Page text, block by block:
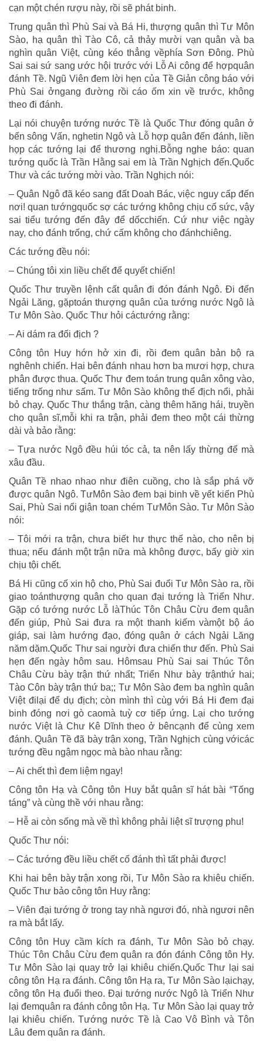
cạn một chén rượu này, rồi sẽ phát binh.
Trung quân thì Phù Sai và Bá Hi, thượng quân thì Tư Môn
Sào, hạ quân thì Tào Cô, cả thảy mười vạn quân và ba
nghìn quân Việt, cùng kéo thẳng vềphía Sơn Đông. Phù
Sai sai sứ sang ước hội trước với Lỗ Ai công để hợpquân
đánh Tề. Ngũ Viên đem lời hẹn của Tề Giản công báo với
Phù Sai ởngang đường rồi cáo ốm xin về trước, không
theo đi đánh.
Lại nói chuyện tướng nước Tề là Quốc Thư đóng quân ở
bến sông Vấn, nghetin Ngô và Lỗ hợp quân đến đánh, liền
họp các tướng lại để thương nghị.Bỗng nghe báo: quan
tướng quốc là Trần Hằng sai em là Trần Nghịch đến.Quốc
Thư và các tướng mời vào. Trần Nghịch nói:
– Quân Ngô đã kéo sang đất Doah Bác, việc nguy cấp đến
nơi! quan tướngquốc sợ các tướng không chịu cố sức, vậy
sai tiểu tướng đến đây để dốcchiến. Cứ như việc ngày
nay, cho đánh trống, chứ cấm không cho đánhchiêng.
Các tướng đều nói:
– Chúng tôi xin liều chết để quyết chiến!
Quốc Thư truyền lệnh cất quân đi đón đánh Ngô. Đi đến
Ngải Lăng, gặptoán thượng quân của tướng nước Ngô là
Tư Môn Sào. Quốc Thư hỏi cáctướng rằng:
– Ai dám ra đối địch ?
Công tôn Huy hớn hở xin đi, rồi đem quân bản bộ ra
nghênh chiến. Hai bên đánh nhau hơn ba mươi hợp, chưa
phân được thua. Quốc Thư đem toán trung quân xông vào,
tiếng trống như sấm. Tư Môn Sào không thể địch nổi, phải
bỏ chạy. Quốc Thư thắng trận, càng thêm hăng hái, truyền
cho quân sĩ,mỗi khi ra trận, phải đem theo một cái thừng
dài và bảo rằng:
– Tựa nước Ngô đều húi tóc cả, ta nên lấy thừng để mà
xâu đầu.
Quân Tề nhao nhao như điên cuồng, cho là sắp phá vỡ
được quân Ngô. TưMôn Sào đem bại binh về yết kiến Phù
Sai, Phù Sai nổi giận toan chém TưMôn Sào. Tư Môn Sào
nói:
– Tôi mới ra trận, chưa biết hư thực thế nào, cho nên bị
thua; nếu đánh một trận nữa mà không được, bấy giờ xin
chịu tội chết.
Bá Hi cũng cố xin hộ cho, Phù Sai đuổi Tư Môn Sào ra, rồi
giao toánthượng quân cho quan đại tướng là Triển Như.
Gặp có tướng nước Lỗ làThúc Tôn Châu Cừu đem quân
đến giúp, Phù Sai đưa ra một thanh kiếm vàmột bộ áo
giáp, sai làm hướng đạo, đóng quân ở cách Ngải Lăng
năm dặm.Quốc Thư sai người đưa chiến thư đến. Phù Sai
hẹn đến ngày hôm sau. Hômsau Phù Sai sai Thúc Tôn
Châu Cừu bày trận thứ nhất; Triển Như bày trậnthứ hai;
Tào Côn bày trận thứ ba;; Tư Môn Sào đem ba nghìn quân
Việt đilại để dụ địch; còn mình thì cùg với Bá Hi đem đại
binh đóng nơi gò caomà tuỳ cơ tiếp ứng. Lại cho tướng
nước Việt là Chư Kê Dĩnh theo ở bêncạnh để cùng xem
đánh. Quân Tề đã bày trận xong, Trần Nghịch cùng vớicác
tướng đều ngậm ngọc mà bào nhau rằng:
– Ai chết thì đem liệm ngay!
Công tôn Hạ và Công tôn Huy bắt quân sĩ hát bài “Tống
táng” và cùng thề với nhau rằng:
– Hễ ai còn sống mà về thì không phải liệt sĩ trượng phu!
Quốc Thư nói:
– Các tướng đều liều chết cố đánh thì tất phải được!
Khi hai bên bày trận xong rồi, Tư Môn Sào ra khiêu chiến.
Quốc Thư bảo công tôn Huy rằng:
– Viên đại tướng ở trong tay nhà ngươi đó, nhà ngươi nên
ra mà bắt lấy.
Công tôn Huy cầm kích ra đánh, Tư Môn Sào bỏ chạy.
Thúc Tôn Châu Cừu đem quân ra đón đánh Công tôn Hy.
Tư Môn Sào lại quay trở lại khiêu chiến.Quốc Thư lại sai
công tôn Hạ ra đánh. Công tôn Hạ ra, Tư Môn Sào lạichạy,
công tôn Hạ đuổi theo. Đại tướng nước Ngô là Triển Như
lại đemquân ra đánh công tôn Hạ. Tư Môn Sào lại quay trở
lại khiêu chiến. Tướng nước Tề là Cao Vô Bình và Tôn
Lâu đem quân ra đánh.